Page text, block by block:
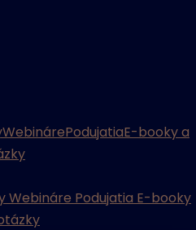
WebinárePodujatiaE-booky a
Webináre Podujatia E-booky